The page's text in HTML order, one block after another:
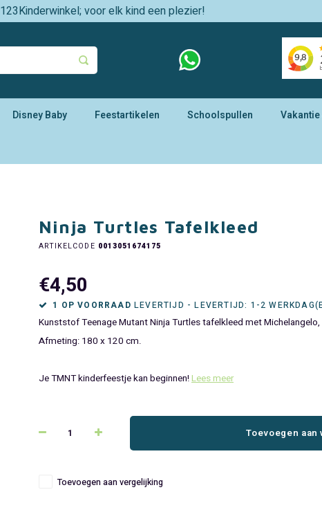
123Kinderwinkel; voor elk kind een plezier!
Disney Baby Feestartikelen Schoolspullen
Ninja Turtles Tafelkleed
ARTIKELCODE 0013051674175
€4,50
1 OP VOORRAAD LEVERTIJD - LEVERTIJD: 1-2
Kunststof Teenage Mutant Ninja Turtles tafelkleed met
Afmeting: 180 x 120 cm.
Je TMNT kinderfeestje kan beginnen!Lees meer
Toevoegen aan
Toevoegen aan vergelijking